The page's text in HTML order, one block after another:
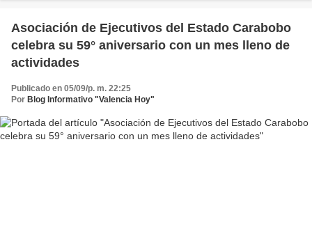
Asociación de Ejecutivos del Estado Carabobo
celebra su 59° aniversario con un mes lleno de
actividades
Publicado en 05/09/p. m. 22:25
Por Blog Informativo "Valencia Hoy"